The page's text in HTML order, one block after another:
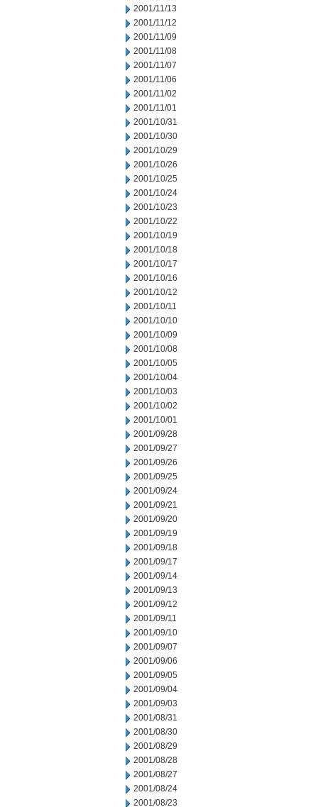
2001/11/13
2001/11/12
2001/11/09
2001/11/08
2001/11/07
2001/11/06
2001/11/02
2001/11/01
2001/10/31
2001/10/30
2001/10/29
2001/10/26
2001/10/25
2001/10/24
2001/10/23
2001/10/22
2001/10/19
2001/10/18
2001/10/17
2001/10/16
2001/10/12
2001/10/11
2001/10/10
2001/10/09
2001/10/08
2001/10/05
2001/10/04
2001/10/03
2001/10/02
2001/10/01
2001/09/28
2001/09/27
2001/09/26
2001/09/25
2001/09/24
2001/09/21
2001/09/20
2001/09/19
2001/09/18
2001/09/17
2001/09/14
2001/09/13
2001/09/12
2001/09/11
2001/09/10
2001/09/07
2001/09/06
2001/09/05
2001/09/04
2001/09/03
2001/08/31
2001/08/30
2001/08/29
2001/08/28
2001/08/27
2001/08/24
2001/08/23